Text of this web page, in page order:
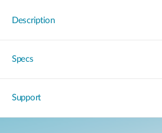
Description
Specs
Support